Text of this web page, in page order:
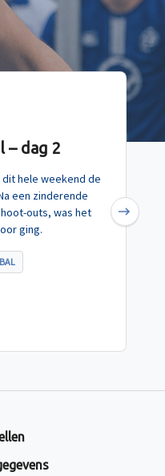
– dag 2
dit hele weekend de
een zinderende
outs, was het
ging.
Next